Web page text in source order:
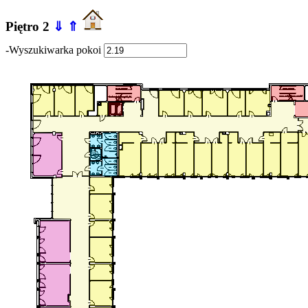
Piętro 2 ⇓ ⇑
-Wyszukiwarka pokoi